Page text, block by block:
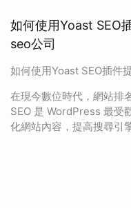
如何使用Yoast SEO
seo公司
如何使用Yoast SEO插件
在現今數位時代，網站排
SEO 是 WordPress 最受
化網站內容，提高搜尋引